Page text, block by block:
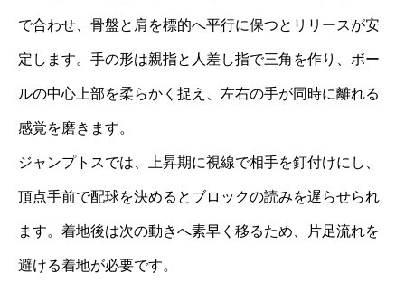
で合わせ、骨盤と肩を標的へ平行に保つとリリースが安
定します。手の形は親指と人差し指で三角を作り、ボー
ルの中心上部を柔らかく捉え、左右の手が同時に離れる
感覚を磨きます。
ジャンプトスでは、上昇期に視線で相手を釘付けにし、
頂点手前で配球を決めるとブロックの読みを遅らせられ
ます。着地後は次の動きへ素早く移るため、片足流れを
避ける着地が必要です。